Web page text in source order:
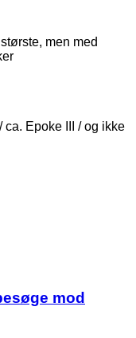
men med
ca. Epoke III / og ikke
mod